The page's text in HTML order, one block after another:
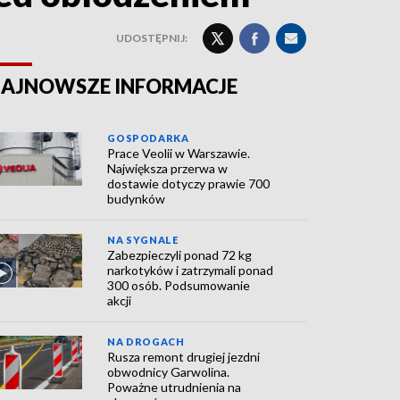
UDOSTĘPNIJ:
INFORMACJE
GOSPODARKA
Prace Veolii w Warszawie.
Największa przerwa w
dostawie dotyczy prawie 700
budynków
NA SYGNALE
Zabezpieczyli ponad 72 kg
narkotyków i zatrzymali ponad
300 osób. Podsumowanie
akcji
NA DROGACH
Rusza remont drugiej jezdni
obwodnicy Garwolina.
Poważne utrudnienia na